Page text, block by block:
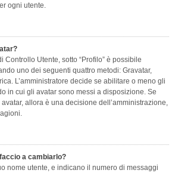
ogni utente.
Controllo Utente, sotto “Profilo” è possibile
uno dei seguenti quattro metodi: Gravatar,
L’amministratore decide se abilitare o meno gli
in cui gli avatar sono messi a disposizione. Se
allora è una decisione dell’amministrazione,
a cambiarlo?
nome utente, e indicano il numero di messaggi